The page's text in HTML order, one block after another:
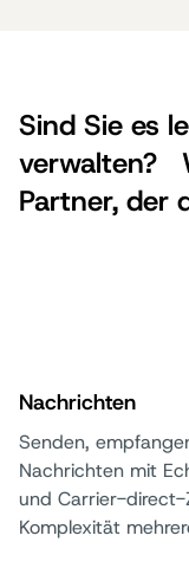
Sind Sie es
verwalten?
Partner, der
Nachrichten
Senden,
Nachrichten mit
und Carrier-direct-
Komplexität